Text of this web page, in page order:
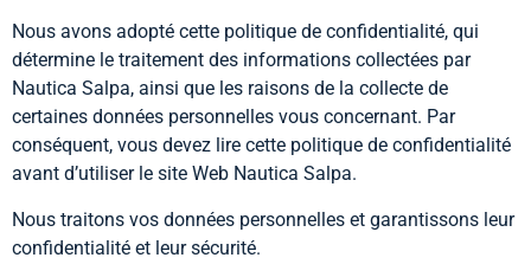
Nous avons adopté cette politique de confidentialité, qui
détermine le traitement des informations collectées par
Nautica Salpa, ainsi que les raisons de la collecte de
certaines données personnelles vous concernant. Par
conséquent, vous devez lire cette politique de confidentialité
avant d’utiliser le site Web Nautica Salpa.
Nous traitons vos données personnelles et garantissons leur
confidentialité et leur sécurité.